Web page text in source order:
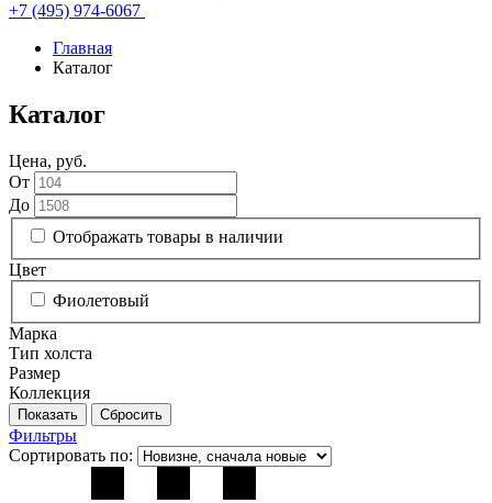
+7 (495) 974-6067
Главная
Каталог
Каталог
Цена, руб.
От
До
Отображать товары в наличии
Цвет
Фиолетовый
Марка
Тип холста
Размер
Коллекция
Фильтры
Сортировать по: